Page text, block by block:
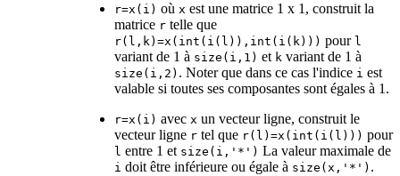
r=x(i) où x est une matrice 1 x 1, construit la
matrice r telle que
r(l,k)=x(int(i(l)),int(i(k))) pour l
variant de 1 à size(i,1) et k variant de 1 à
size(i,2) . Noter que dans ce cas l'indice i est
valable si toutes ses composantes sont égales à 1.
r=x(i) avec x un vecteur ligne, construit le
vecteur ligne r tel que r(l)=x(int(i(l))) pour
l entre 1 et size(i,'*') La valeur maximale de
i doit être inférieure ou égale à size(x,'*') .